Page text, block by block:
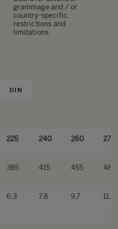
grammage and / or
country-specific,
restrictions and
limitations.
DIN
225 240 260 275
385 415 455 485
6,3 7,8 9,7 11,3